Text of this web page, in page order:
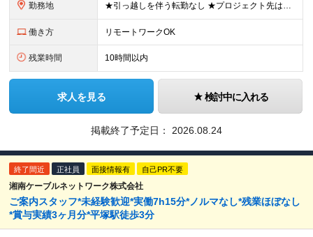
勤務地 ★引っ越しを伴う転勤なし ★プロジェクト先は希望やスキルを考慮して決定 本社もしくは東京23区を中心とした 神奈川・千葉・埼玉の各プロジェクト先の勤務となります。 【東京本社】 東京都渋谷区渋谷2
働き方 リモートワークOK
残業時間 10時間以内
求人を見る 検討中に入れる
掲載終了予定日： 2026.08.24
終了間近 正社員 面接情報有 自己PR不要
湘南ケーブルネットワーク株式会社
ご案内スタッフ*未経験歓迎*実働7h15分*ノルマなし*残業ほぼなし
*賞与実績3ヶ月分*平塚駅徒歩3分